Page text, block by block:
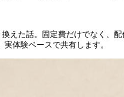
えた話。固定費だけでなく、
体験ベースで共有します。